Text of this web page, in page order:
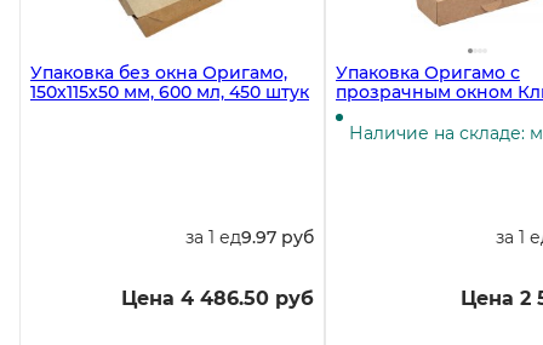
Упаковка без окна Оригамо,
150х115х50 мм, 600 мл, 450 штук
за 1 ед9.97 руб
Цена 4 486.50 руб
Упаковка Оригамо с
прозрачным окном
170х70х40 мм на 500
быстросборная, 250
Наличие на складе:
за 1
Цена 2